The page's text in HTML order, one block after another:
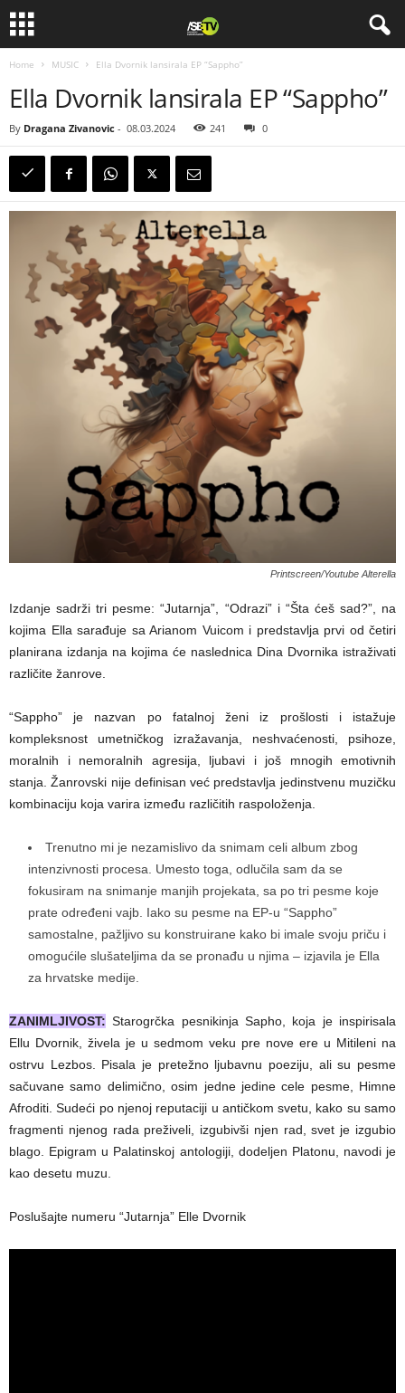
Home MUSIC Ella Dvornik lansirala EP “Sappho”
Ella Dvornik lansirala EP “Sappho”
By Dragana Zivanovic - 08.03.2024 241 0
Printscreen/Youtube Alterella
Izdanje sadrži tri pesme: “Jutarnja”, “Odrazi” i “Šta ćeš sad?”, na
kojima Ella sarađuje sa Arianom Vuicom i predstavlja prvi od četiri
planirana izdanja na kojima će naslednica Dina Dvornika istraživati
različite žanrove.
“Sappho” je nazvan po fatalnoj ženi iz prošlosti i istažuje
kompleksnost umetničkog izražavanja, neshvaćenosti, psihoze,
moralnih i nemoralnih agresija, ljubavi i još mnogih emotivnih
stanja. Žanrovski nije definisan već predstavlja jedinstvenu muzičku
kombinaciju koja varira između različitih raspoloženja.
Trenutno mi je nezamislivo da snimam celi album zbog
intenzivnosti procesa. Umesto toga, odlučila sam da se
fokusiram na snimanje manjih projekata, sa po tri pesme koje
prate određeni vajb. Iako su pesme na EP-u “Sappho”
samostalne, pažljivo su konstruirane kako bi imale svoju priču i
omogućile slušateljima da se pronađu u njima – izjavila je Ella
za hrvatske medije.
ZANIMLJIVOST: Starogrčka pesnikinja Sapho, koja je inspirisala
Ellu Dvornik, živela je u sedmom veku pre nove ere u Mitileni na
ostrvu Lezbos. Pisala je pretežno ljubavnu poeziju, ali su pesme
sačuvane samo delimično, osim jedne jedine cele pesme, Himne
Afroditi. Sudeći po njenoj reputaciji u antičkom svetu, kako su samo
fragmenti njenog rada preživeli, izgubivši njen rad, svet je izgubio
blago. Epigram u Palatinskoj antologiji, dodeljen Platonu, navodi je
kao desetu muzu.
Poslušajte numeru “Jutarnja” Elle Dvornik